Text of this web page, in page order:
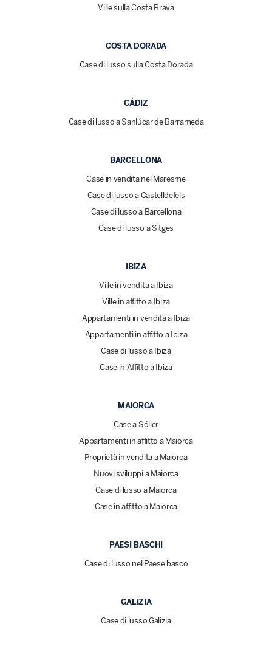
Ville sulla Costa Brava
COSTA DORADA
Case di lusso sulla Costa Dorada
CÁDIZ
Case di lusso a Sanlúcar de Barrameda
BARCELLONA
Case in vendita nel Maresme
Case di lusso a Castelldefels
Case di lusso a Barcellona
Case di lusso a Sitges
IBIZA
Ville in vendita a Ibiza
Ville in affitto a Ibiza
Appartamenti in vendita a Ibiza
Appartamenti in affitto a Ibiza
Case di lusso a Ibiza
Case in Affitto a Ibiza
MAIORCA
Case a Sóller
Appartamenti in affitto a Maiorca
Proprietà in vendita a Maiorca
Nuovi sviluppi a Maiorca
Case di lusso a Maiorca
Case in affitto a Maiorca
PAESI BASCHI
Case di lusso nel Paese basco
GALIZIA
Case di lusso Galizia